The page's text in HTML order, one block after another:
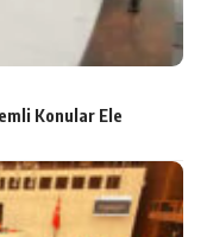
Konular Ele